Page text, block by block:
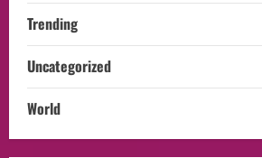
Trending
Uncategorized
World